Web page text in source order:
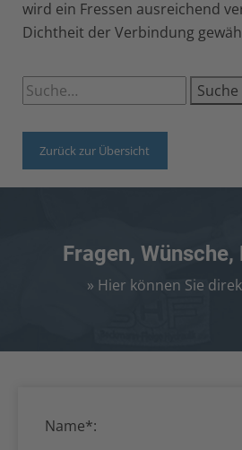
wird ein Fressen ausreichend
Dichtheit der Verbindung
Suche
Zurück zur Übersicht
Fragen, Wünsche,
» Hier können Sie
Name*: